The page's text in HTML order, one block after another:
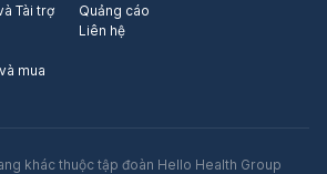
Tài trợ
mua
Quảng cáo
Liên hệ
khác thuộc tập đoàn Hello Health Group